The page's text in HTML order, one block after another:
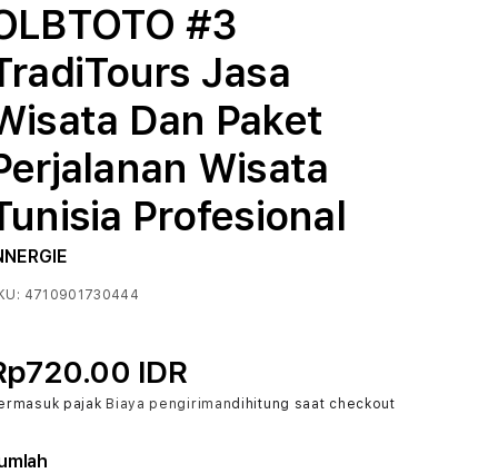
#3
Jasa
Dan Paket
Wisata
Profesional
4710901730444
IDR
pajak Biaya pengirimandihitung saat checkout